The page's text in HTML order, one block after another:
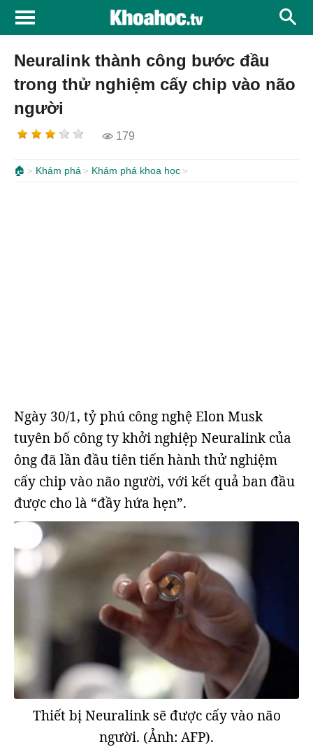
Neuralink thành công bước đầu
trong thử nghiệm cấy chip vào não
người
179
🏠 Khám phá Khám phá khoa học
Ngày 30/1, tỷ phú công nghệ Elon Musk
tuyên bố công ty khởi nghiệp Neuralink của
ông đã lần đầu tiên tiến hành thử nghiệm
cấy chip vào não người, với kết quả ban đầu
được cho là “đầy hứa hẹn”.
Thiết bị Neuralink sẽ được cấy vào não
người. (Ảnh: AFP).